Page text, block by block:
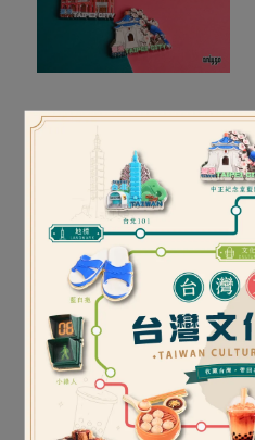
〔台灣文化磁鐵〕旅遊地
標系列 ( 全 4 款 )
加入購物車